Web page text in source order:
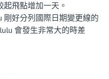
飛點增加一天。
剛好分列國際日期變更線的
會發生非常大的時差